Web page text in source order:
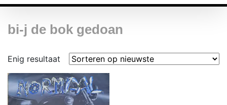
bi-j de bok gedoan
Enig resultaat